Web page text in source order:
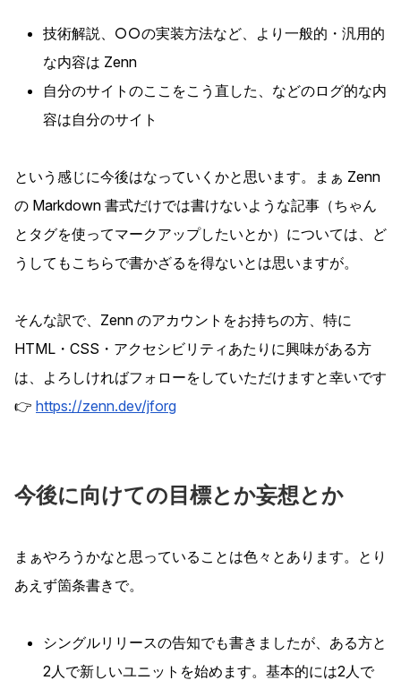
技術解説、○○の実装方法など、より一般的・汎用的
な内容は Zenn
自分のサイトのここをこう直した、などのログ的な内
容は自分のサイト
という感じに今後はなっていくかと思います。まぁ Zenn
の Markdown 書式だけでは書けないような記事（ちゃん
とタグを使ってマークアップしたいとか）については、ど
うしてもこちらで書かざるを得ないとは思いますが。
そんな訳で、Zenn のアカウントをお持ちの方、特に
HTML・CSS・アクセシビリティあたりに興味がある方
は、よろしければフォローをしていただけますと幸いです
👉 https://zenn.dev/jforg
今後に向けての目標とか妄想とか
まぁやろうかなと思っていることは色々とあります。とり
あえず箇条書きで。
シングルリリースの告知でも書きましたが、ある方と
2人で新しいユニットを始めます。基本的には2人で